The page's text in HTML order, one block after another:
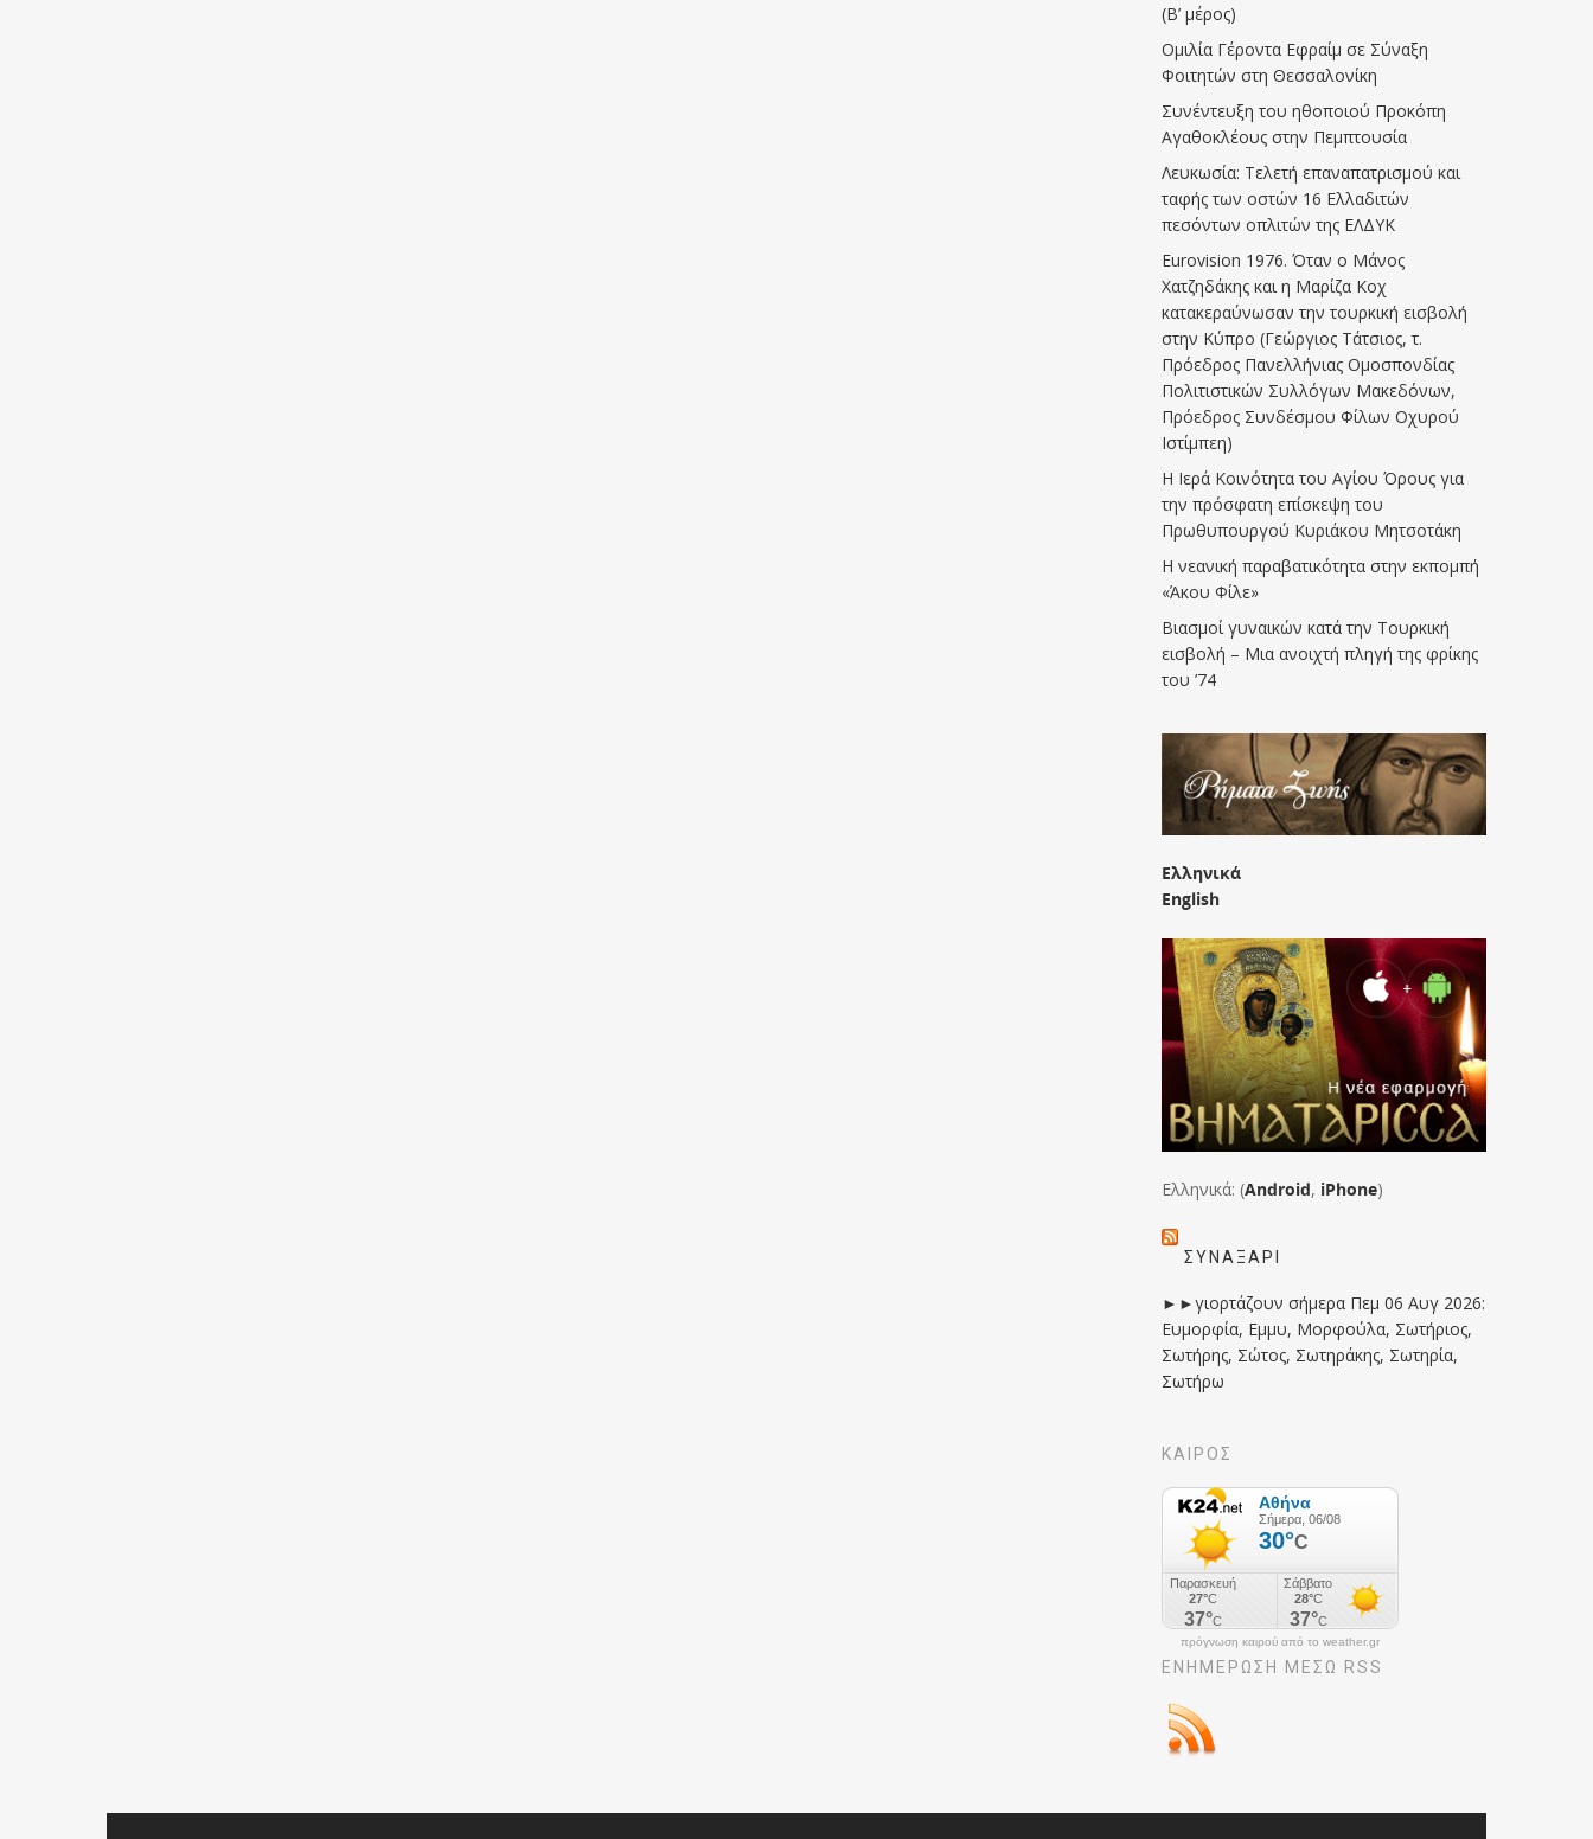
(Β’ μέρος)
Ομιλία Γέροντα Εφραίμ σε Σύναξη
Φοιτητών στη Θεσσαλονίκη
Συνέντευξη του ηθοποιού Προκόπη
Αγαθοκλέους στην Πεμπτουσία
Λευκωσία: Τελετή επαναπατρισμού και
ταφής των οστών 16 Ελλαδιτών
πεσόντων οπλιτών της ΕΛΔΥΚ
Eurovision 1976. Όταν ο Μάνος
Χατζηδάκης και η Μαρίζα Κοχ
κατακεραύνωσαν την τουρκική εισβολή
στην Κύπρο (Γεώργιος Τάτσιος, τ.
Πρόεδρος Πανελλήνιας Ομοσπονδίας
Πολιτιστικών Συλλόγων Μακεδόνων,
Πρόεδρος Συνδέσμου Φίλων Οχυρού
Ιστίμπεη)
Η Ιερά Κοινότητα του Αγίου Όρους για
την πρόσφατη επίσκεψη του
Πρωθυπουργού Κυριάκου Μητσοτάκη
Η νεανική παραβατικότητα στην εκπομπή
«Άκου Φίλε»
Βιασμοί γυναικών κατά την Τουρκική
εισβολή – Μια ανοιχτή πληγή της φρίκης
του ’74
Ελληνικά
English
Ελληνικά: (Android, iPhone)
ΣΥΝΑΞΆΡΙ
►►γιορτάζουν σήμερα Πεμ 06 Αυγ 2026:
Ευμορφία, Εμμυ, Μορφούλα, Σωτήριος,
Σωτήρης, Σώτος, Σωτηράκης, Σωτηρία,
Σωτήρω
ΚΑΙΡΟΣ
πρόγνωση καιρού από το weather.gr
ΕΝΗΜΈΡΩΣΉ ΜΕΣΩ RSS